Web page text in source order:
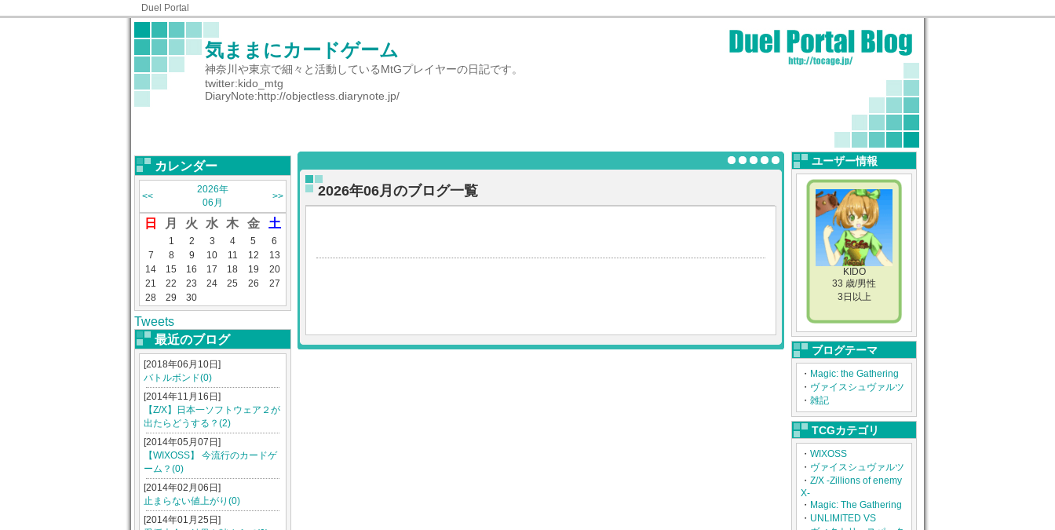
Duel Portal
気ままにカードゲーム
神奈川や東京で細々と活動しているMtGプレイヤーの日記です。
twitter:kido_mtg
DiaryNote:http://objectless.diarynote.jp/
カレンダー
<<
2026年
06月
>>
日 月 火 水 木 金 土
1 2 3 4 5
6
7
8 9 10 11 12
13
14
15 16 17 18 19
20
21
22 23 24 25 26
27
28
29 30
Tweets
最近のブログ
[2018年06月10日]
バトルボンド(0)
[2014年11月16日]
【Z/X】日本一ソフトウェア２が
出たらどうする？(2)
[2014年05月07日]
【WIXOSS】 今流行のカードゲ
ーム？(0)
[2014年02月06日]
止まらない値上がり(0)
[2014年01月25日]
ユーザー情報
KIDO
33 歳/男性
3日以上
ブログテーマ
・ Magic: the Gathering
・ ヴァイスシュヴァルツ
・ 雑記
TCGカテゴリ
・ WIXOSS
・ ヴァイスシュヴァルツ
・ Z/X -Zillions of enemy
X-
・ Magic: The Gathering
・ UNLIMITED VS
2026年06月のブログ一覧